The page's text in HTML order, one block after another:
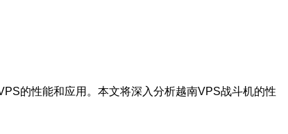
的性能和应用。本文将深入分析越南VPS战斗机的性